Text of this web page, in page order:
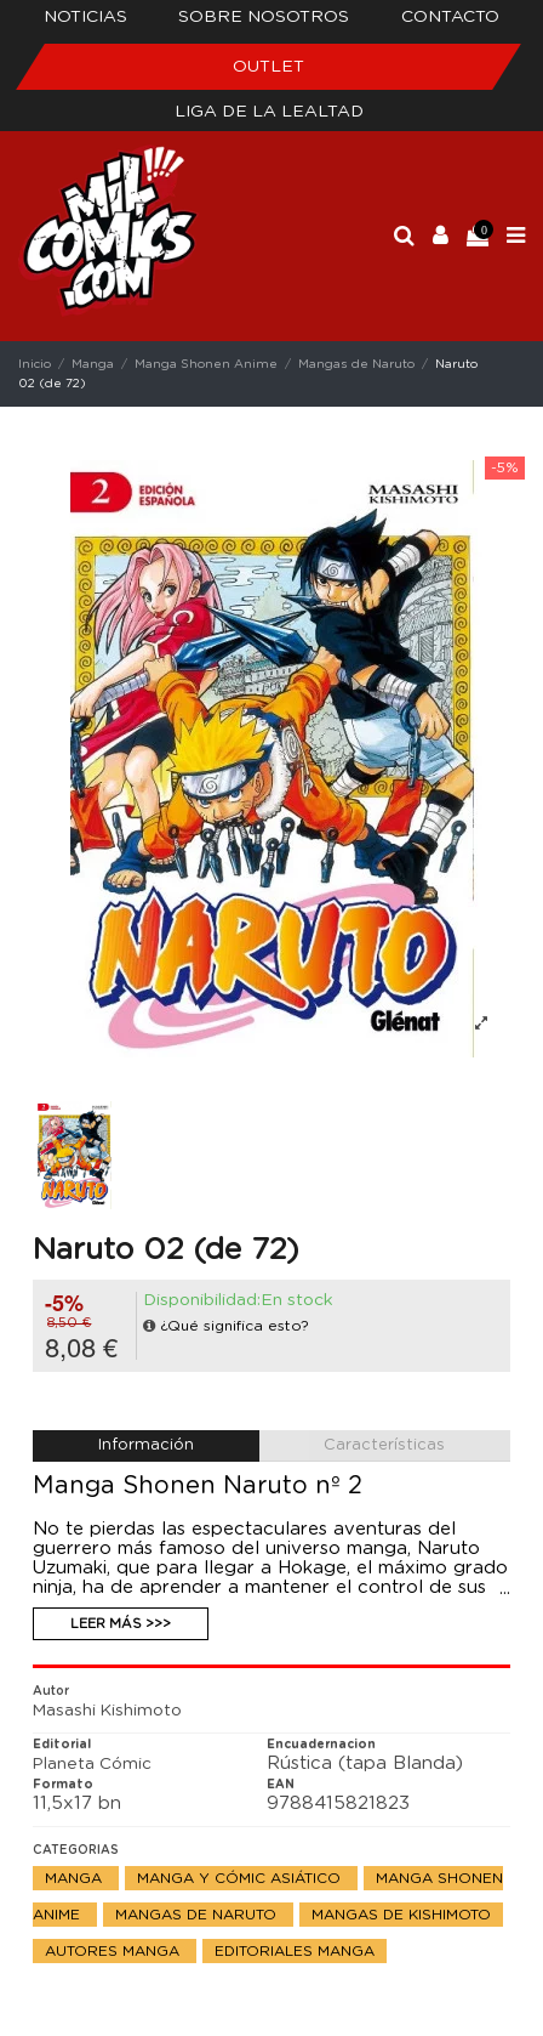
NOTICIAS SOBRE NOSOTROS CONTACTO
OUTLET
LIGA DE LA LEALTAD
0
Inicio Manga Manga Shonen Anime Mangas de Naruto
Naruto
02 (de 72)
-5%
Naruto 02 (de 72)
-5%
8,50 €
8,08 €
Disponibilidad:En stock
¿Qué significa esto?
Información Características
Manga Shonen Naruto nº 2
No te pierdas las espectaculares aventuras del
guerrero más famoso del universo manga, Naruto
Uzumaki, que para llegar a Hokage, el máximo grado
ninja, ha de aprender a mantener el control de sus
increíbles poderes.
LEER MÁS >>>
Autor
Masashi Kishimoto
Editorial
Planeta Cómic
Encuadernacion
Rústica (tapa Blanda)
Formato
11,5x17 bn
EAN
9788415821823
CATEGORIAS
MANGA MANGA Y CÓMIC ASIÁTICO MANGA SHONEN
ANIME MANGAS DE NARUTO MANGAS DE KISHIMOTO
AUTORES MANGA EDITORIALES MANGA